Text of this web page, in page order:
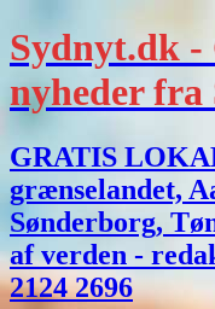
Sydnyt.dk -
nyheder
GRATIS
grænselandet,
Sønderborg,
af verden -
2124 2696